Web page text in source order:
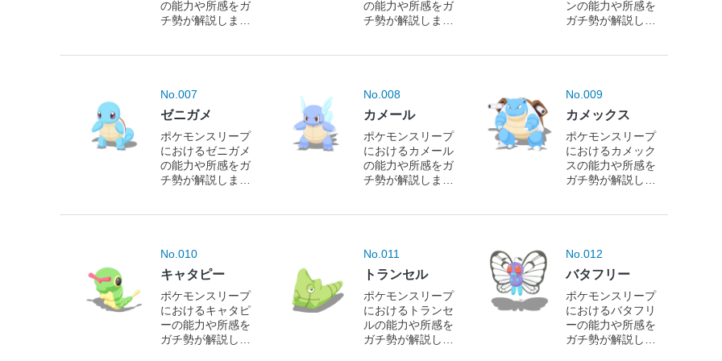
の能力や所感をガ
チ勢が解説しま
の能力や所感をガ
チ勢が解説しま
ンの能力や所感を
ガチ勢が解説しま
No.007
ゼニガメ
ポケモンスリープ
におけるゼニガメ
の能力や所感をガ
チ勢が解説しま
No.008
カメール
ポケモンスリープ
におけるカメール
の能力や所感をガ
チ勢が解説しま
No.009
カメックス
ポケモンスリープ
におけるカメック
スの能力や所感を
ガチ勢が解説しま
No.010
キャタピー
ポケモンスリープ
におけるキャタピ
ーの能力や所感を
ガチ勢が解説しま
No.011
トランセル
ポケモンスリープ
におけるトランセ
ルの能力や所感を
ガチ勢が解説しま
No.012
バタフリー
ポケモンスリープ
におけるバタフリ
ーの能力や所感を
ガチ勢が解説しま